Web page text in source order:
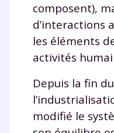
composent),
d’interactions
les éléments
activités
Depuis la fin
modifié le